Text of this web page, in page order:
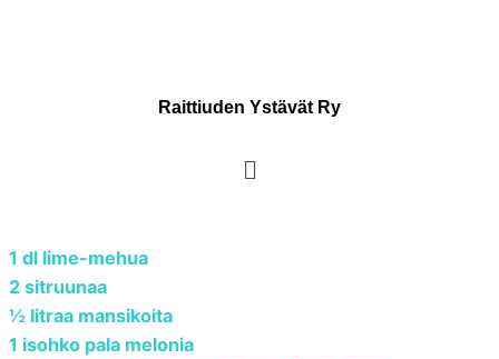
Raittiuden Ystävät Ry
1 dl lime-mehua
2 sitruunaa
½ litraa mansikoita
1 isohko pala melonia